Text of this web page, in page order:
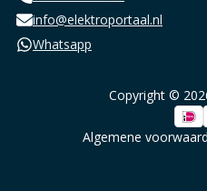
info@elektroportaal.nl
Whatsapp
Copyright ©
Algemene